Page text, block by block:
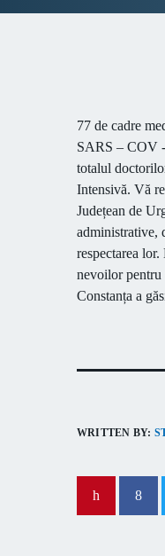
77 de cadre
SARS – COV
totalul
Intensivă. Vă
Județean de
administrative,
respectarea lor.
nevoilor pentru
Constanța a
WRITTEN BY: